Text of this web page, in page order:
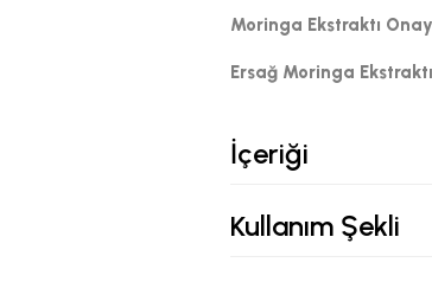
Moringa Ekstraktı
Ersağ Moringa
İçeriği
Kullanım Şekli